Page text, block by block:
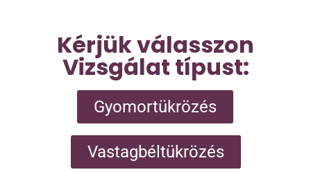
Kérjük válasszon
Vizsgálat típust:
Gyomortükrözés
Vastagbéltükrözés